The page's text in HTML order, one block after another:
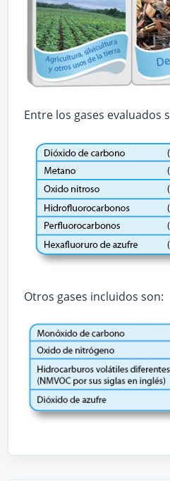
Entre los gases evaluados
Otros gases incluidos son: